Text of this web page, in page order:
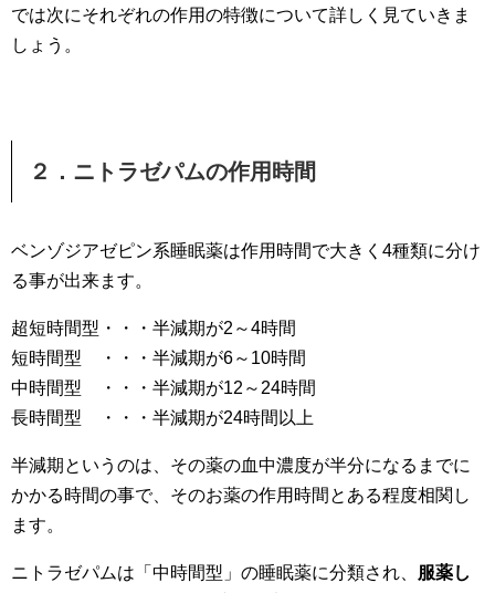
では次にそれぞれの作用の特徴について詳しく見ていきま
しょう。
２．ニトラゼパムの作用時間
ベンゾジアゼピン系睡眠薬は作用時間で大きく4種類に分け
る事が出来ます。
超短時間型・・・半減期が2～4時間
短時間型 ・・・半減期が6～10時間
中時間型 ・・・半減期が12～24時間
長時間型 ・・・半減期が24時間以上
半減期というのは、その薬の血中濃度が半分になるまでに
かかる時間の事で、そのお薬の作用時間とある程度相関し
ます。
ニトラゼパムは「中時間型」の睡眠薬に分類され、 服薬し